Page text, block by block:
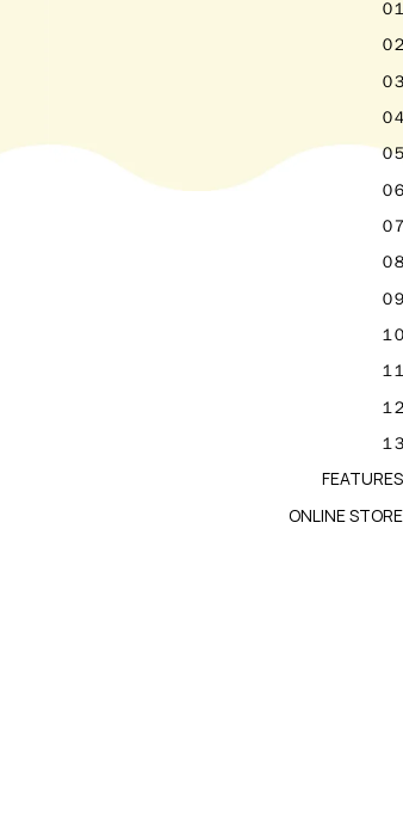
０１
０２
０３
０４
０５
０６
０７
０８
０９
１０
１１
１２
１３
FEATURES
ONLINE STORE